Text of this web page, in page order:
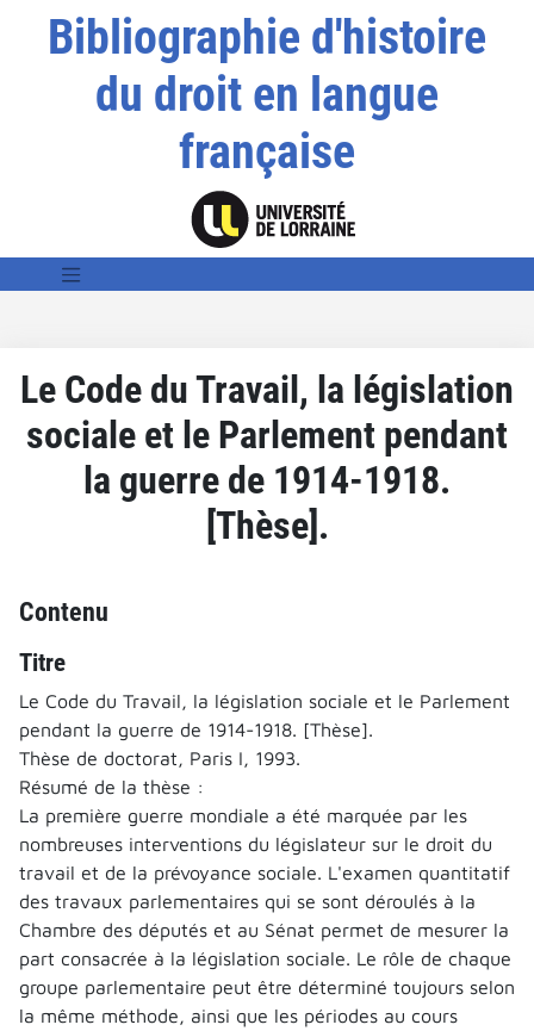
Bibliographie d'histoire
du droit en langue
française
Le Code du Travail, la législation
sociale et le Parlement pendant
la guerre de 1914-1918.
[Thèse].
Contenu
Titre
Le Code du Travail, la législation sociale et le Parlement
pendant la guerre de 1914-1918. [Thèse].
Thèse de doctorat, Paris I, 1993.
Résumé de la thèse :
La première guerre mondiale a été marquée par les
nombreuses interventions du législateur sur le droit du
travail et de la prévoyance sociale. L'examen quantitatif
des travaux parlementaires qui se sont déroulés à la
Chambre des députés et au Sénat permet de mesurer la
part consacrée à la législation sociale. Le rôle de chaque
groupe parlementaire peut être déterminé toujours selon
la même méthode, ainsi que les périodes au cours